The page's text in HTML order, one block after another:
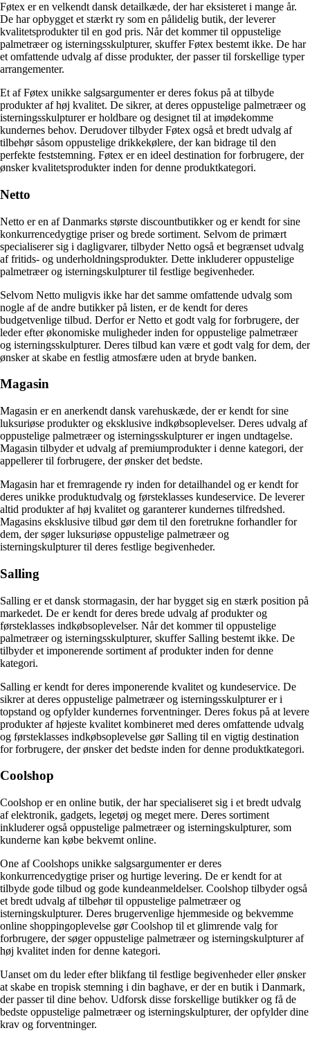
Føtex er en velkendt dansk detailkæde, der har eksisteret i mange år.
De har opbygget et stærkt ry som en pålidelig butik, der leverer
kvalitetsprodukter til en god pris. Når det kommer til oppustelige
palmetræer og isterningsskulpturer, skuffer Føtex bestemt ikke. De har
et omfattende udvalg af disse produkter, der passer til forskellige typer
arrangementer.
Et af Føtex unikke salgsargumenter er deres fokus på at tilbyde
produkter af høj kvalitet. De sikrer, at deres oppustelige palmetræer og
isterningsskulpturer er holdbare og designet til at imødekomme
kundernes behov. Derudover tilbyder Føtex også et bredt udvalg af
tilbehør såsom oppustelige drikkekølere, der kan bidrage til den
perfekte feststemning. Føtex er en ideel destination for forbrugere, der
ønsker kvalitetsprodukter inden for denne produktkategori.
Netto
Netto er en af ​​Danmarks største discountbutikker og er kendt for sine
konkurrencedygtige priser og brede sortiment. Selvom de primært
specialiserer sig i dagligvarer, tilbyder Netto også et begrænset udvalg
af fritids- og underholdningsprodukter. Dette inkluderer oppustelige
palmetræer og isterningskulpturer til festlige begivenheder.
Selvom Netto muligvis ikke har det samme omfattende udvalg som
nogle af de andre butikker på listen, er de kendt for deres
budgetvenlige tilbud. Derfor er Netto et godt valg for forbrugere, der
leder efter økonomiske muligheder inden for oppustelige palmetræer
og isterningsskulpturer. Deres tilbud kan være et godt valg for dem, der
ønsker at skabe en festlig atmosfære uden at bryde banken.
Magasin
Magasin er en anerkendt dansk varehuskæde, der er kendt for sine
luksuriøse produkter og eksklusive indkøbsoplevelser. Deres udvalg af
oppustelige palmetræer og isterningsskulpturer er ingen undtagelse.
Magasin tilbyder et udvalg af premiumprodukter i denne kategori, der
appellerer til forbrugere, der ønsker det bedste.
Magasin har et fremragende ry inden for detailhandel og er kendt for
deres unikke produktudvalg og førsteklasses kundeservice. De leverer
altid produkter af høj kvalitet og garanterer kundernes tilfredshed.
Magasins eksklusive tilbud gør dem til den foretrukne forhandler for
dem, der søger luksuriøse oppustelige palmetræer og
isterningskulpturer til deres festlige begivenheder.
Salling
Salling er et dansk stormagasin, der har bygget sig en stærk position på
markedet. De er kendt for deres brede udvalg af produkter og
førsteklasses indkøbsoplevelser. Når det kommer til oppustelige
palmetræer og isterningsskulpturer, skuffer Salling bestemt ikke. De
tilbyder et imponerende sortiment af produkter inden for denne
kategori.
Salling er kendt for deres imponerende kvalitet og kundeservice. De
sikrer at deres oppustelige palmetræer og isterningsskulpturer er i
topstand og opfylder kundernes forventninger. Deres fokus på at levere
produkter af højeste kvalitet kombineret med deres omfattende udvalg
og førsteklasses indkøbsoplevelse gør Salling til en vigtig destination
for forbrugere, der ønsker det bedste inden for denne produktkategori.
Coolshop
Coolshop er en online butik, der har specialiseret sig i et bredt udvalg
af elektronik, gadgets, legetøj og meget mere. Deres sortiment
inkluderer også oppustelige palmetræer og isterningskulpturer, som
kunderne kan købe bekvemt online.
One af Coolshops unikke salgsargumenter er deres
konkurrencedygtige priser og hurtige levering. De er kendt for at
tilbyde gode tilbud og gode kundeanmeldelser. Coolshop tilbyder også
et bredt udvalg af tilbehør til oppustelige palmetræer og
isterningskulpturer. Deres brugervenlige hjemmeside og bekvemme
online shoppingoplevelse gør Coolshop til et glimrende valg for
forbrugere, der søger oppustelige palmetræer og isterningskulpturer af
høj kvalitet inden for denne kategori.
Uanset om du leder efter blikfang til festlige begivenheder eller ønsker
at skabe en tropisk stemning i din baghave, er der en butik i Danmark,
der passer til dine behov. Udforsk disse forskellige butikker og få de
bedste oppustelige palmetræer og isterningskulpturer, der opfylder dine
krav og forventninger.